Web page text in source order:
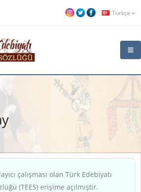
Türkçe
çalışması olan Türk Edebiyatı
(TEES) erişime açılmıştır.